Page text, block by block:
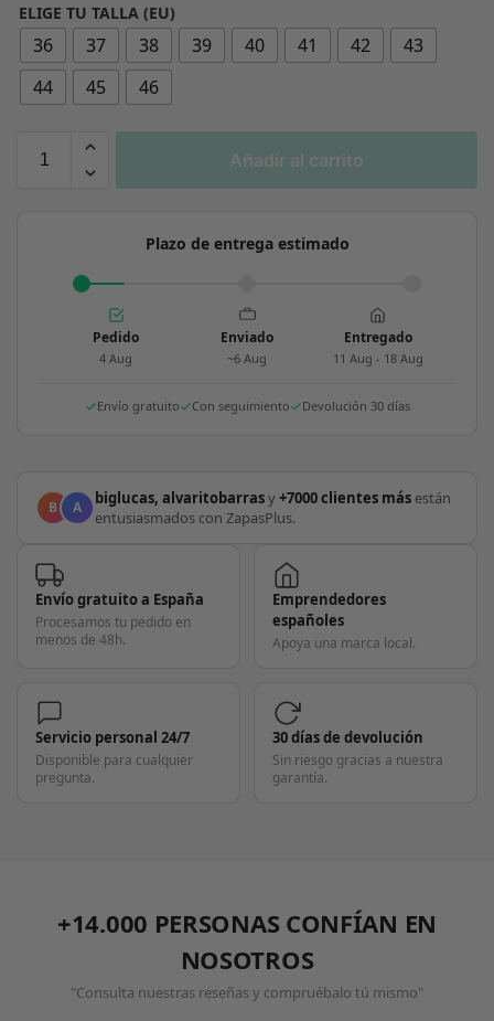
ELIGE TU TALLA (EU)
36 37 38 39 40 41 42
43
44
45 46
Añadir al carrito
Plazo de entrega estimado
Pedido
4 Aug
Enviado
~6 Aug
Entregado
11 Aug - 18 Aug
Envío gratuito Con seguimiento Devolución 30 días
B A biglucas, alvaritobarrasy+7000 clientes más están
entusiasmados con ZapasPlus.
Envío gratuito a España
Procesamos tu pedido en
menos de 48h.
Emprendedores
españoles
Apoya una marca local.
Servicio personal 24/7
Disponible para cualquier
pregunta.
30 días de devolución
Sin riesgo gracias a nuestra
garantía.
+14.000 PERSONAS CONFÍAN EN
NOSOTROS
"Consulta nuestras reseñas y compruébalo tú mismo"